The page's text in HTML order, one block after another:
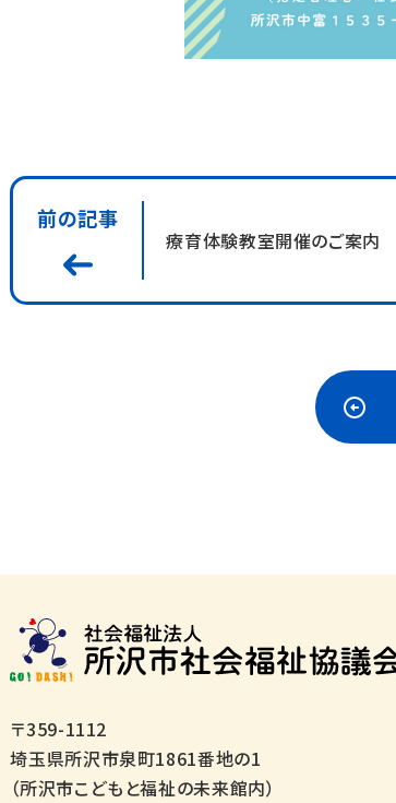
前の記事
療育体験教室開催のご案内
〒359-1112
埼玉県所沢市泉町1861番地の1
（所沢市こどもと福祉の未来館内）